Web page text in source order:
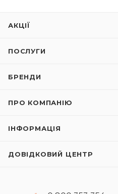
АКЦІЇ
ПОСЛУГИ
БРЕНДИ
ПРО КОМПАНІЮ
ІНФОРМАЦІЯ
ДОВІДКОВИЙ ЦЕНТР